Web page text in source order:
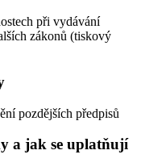
při vydávání
zákonů (tiskový
pozdějších předpisů
a jak se uplatňují